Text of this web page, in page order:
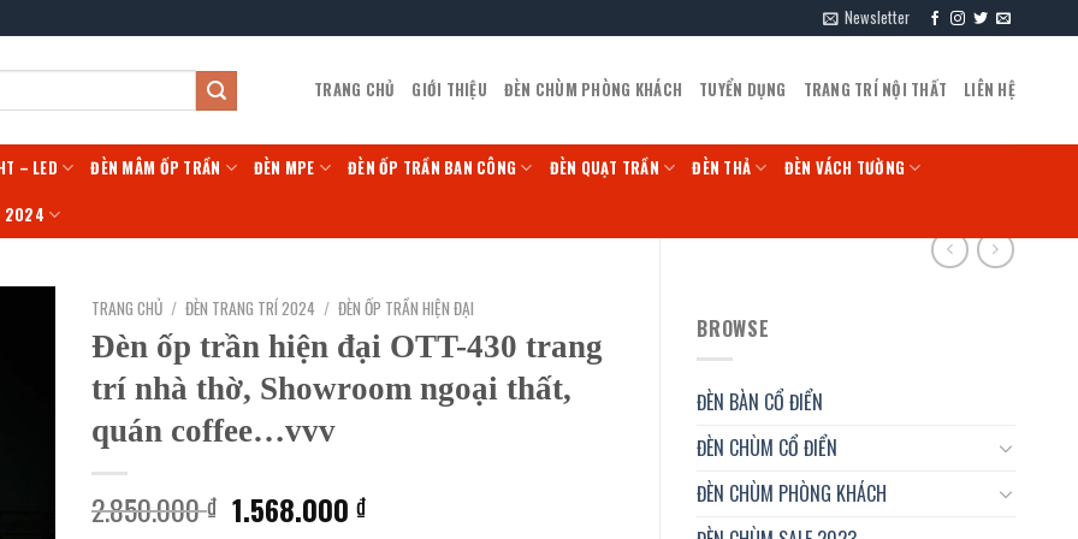
Newsletter
TRANG CHỦ GIỚI THIỆU ĐÈN CHÙM PHÒNG KHÁCH TUYỂN DỤNG TRANG TRÍ NỘI THẤT LIÊN HỆ
– LED ĐÈN MÂM ỐP TRẦN ĐÈN MPE ĐÈN ỐP TRẦN BAN CÔNG ĐÈN QUẠT TRẦN ĐÈN THẢ ĐÈN VÁCH TƯỜNG
2024
BROWSE
ĐÈN BÀN CỔ ĐIỂN
ĐÈN CHÙM CỔ ĐIỂN
ĐÈN CHÙM PHÒNG KHÁCH
TRANG CHỦ / ĐÈN TRANG TRÍ 2024 / ĐÈN ỐP TRẦN HIỆN ĐẠI
Đèn ốp trần hiện đại OTT-430 trang
trí nhà thờ, Showroom ngoại thất,
quán coffee…vvv
2.850.000₫ Giá
1.568.000₫Giá